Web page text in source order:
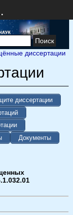
диссертации
диссертации
Документы